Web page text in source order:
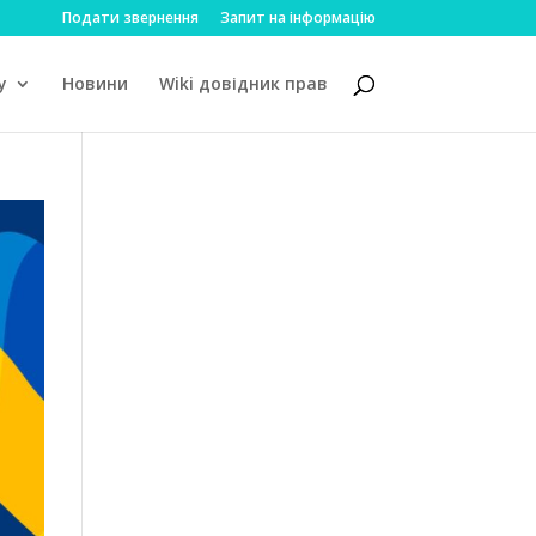
Подати звернення Запит на інформацію
Новини Wiki довідник прав